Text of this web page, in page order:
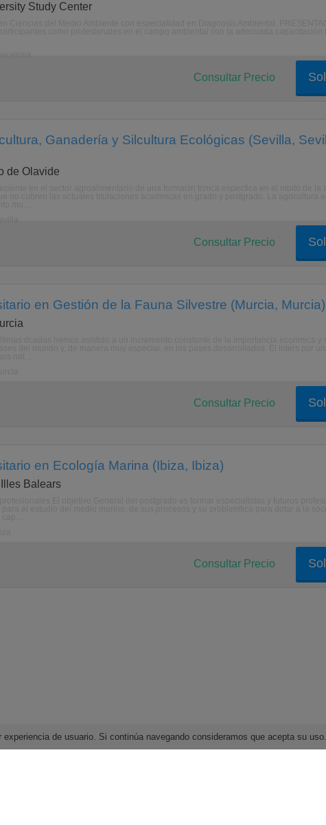
de usuario. Si continúa navegando consideramos que acepta su
Study Center
Consultar Precio
Ganadería y Silcultura Ecológicas (Sevilla,
de Olavide
Consultar Precio
en Gestión de la Fauna Silvestre (Murcia, Murcia)
Consultar Precio
en Ecología Marina (Ibiza, Ibiza)
Balears
Consultar Precio